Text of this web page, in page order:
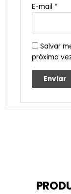
E-mail *
Salvar
próxima